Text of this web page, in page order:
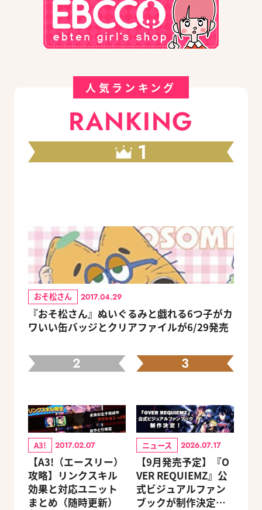
人気ランキング
RANKING
1
おそ松さん 2017.04.29
『おそ松さん』ぬいぐるみと戯れる6つ子がカ
ワいい缶バッジとクリアファイルが6/29発売
2
A3! 2017.02.07
【A3!（エースリー）
攻略】リンクスキル
効果と対応ユニット
まとめ（随時更新）
3
ニュース 2026.07.17
【9月発売予定】『O
VER REQUIEMZ』公
式ビジュアルファン
ブックが制作決定！